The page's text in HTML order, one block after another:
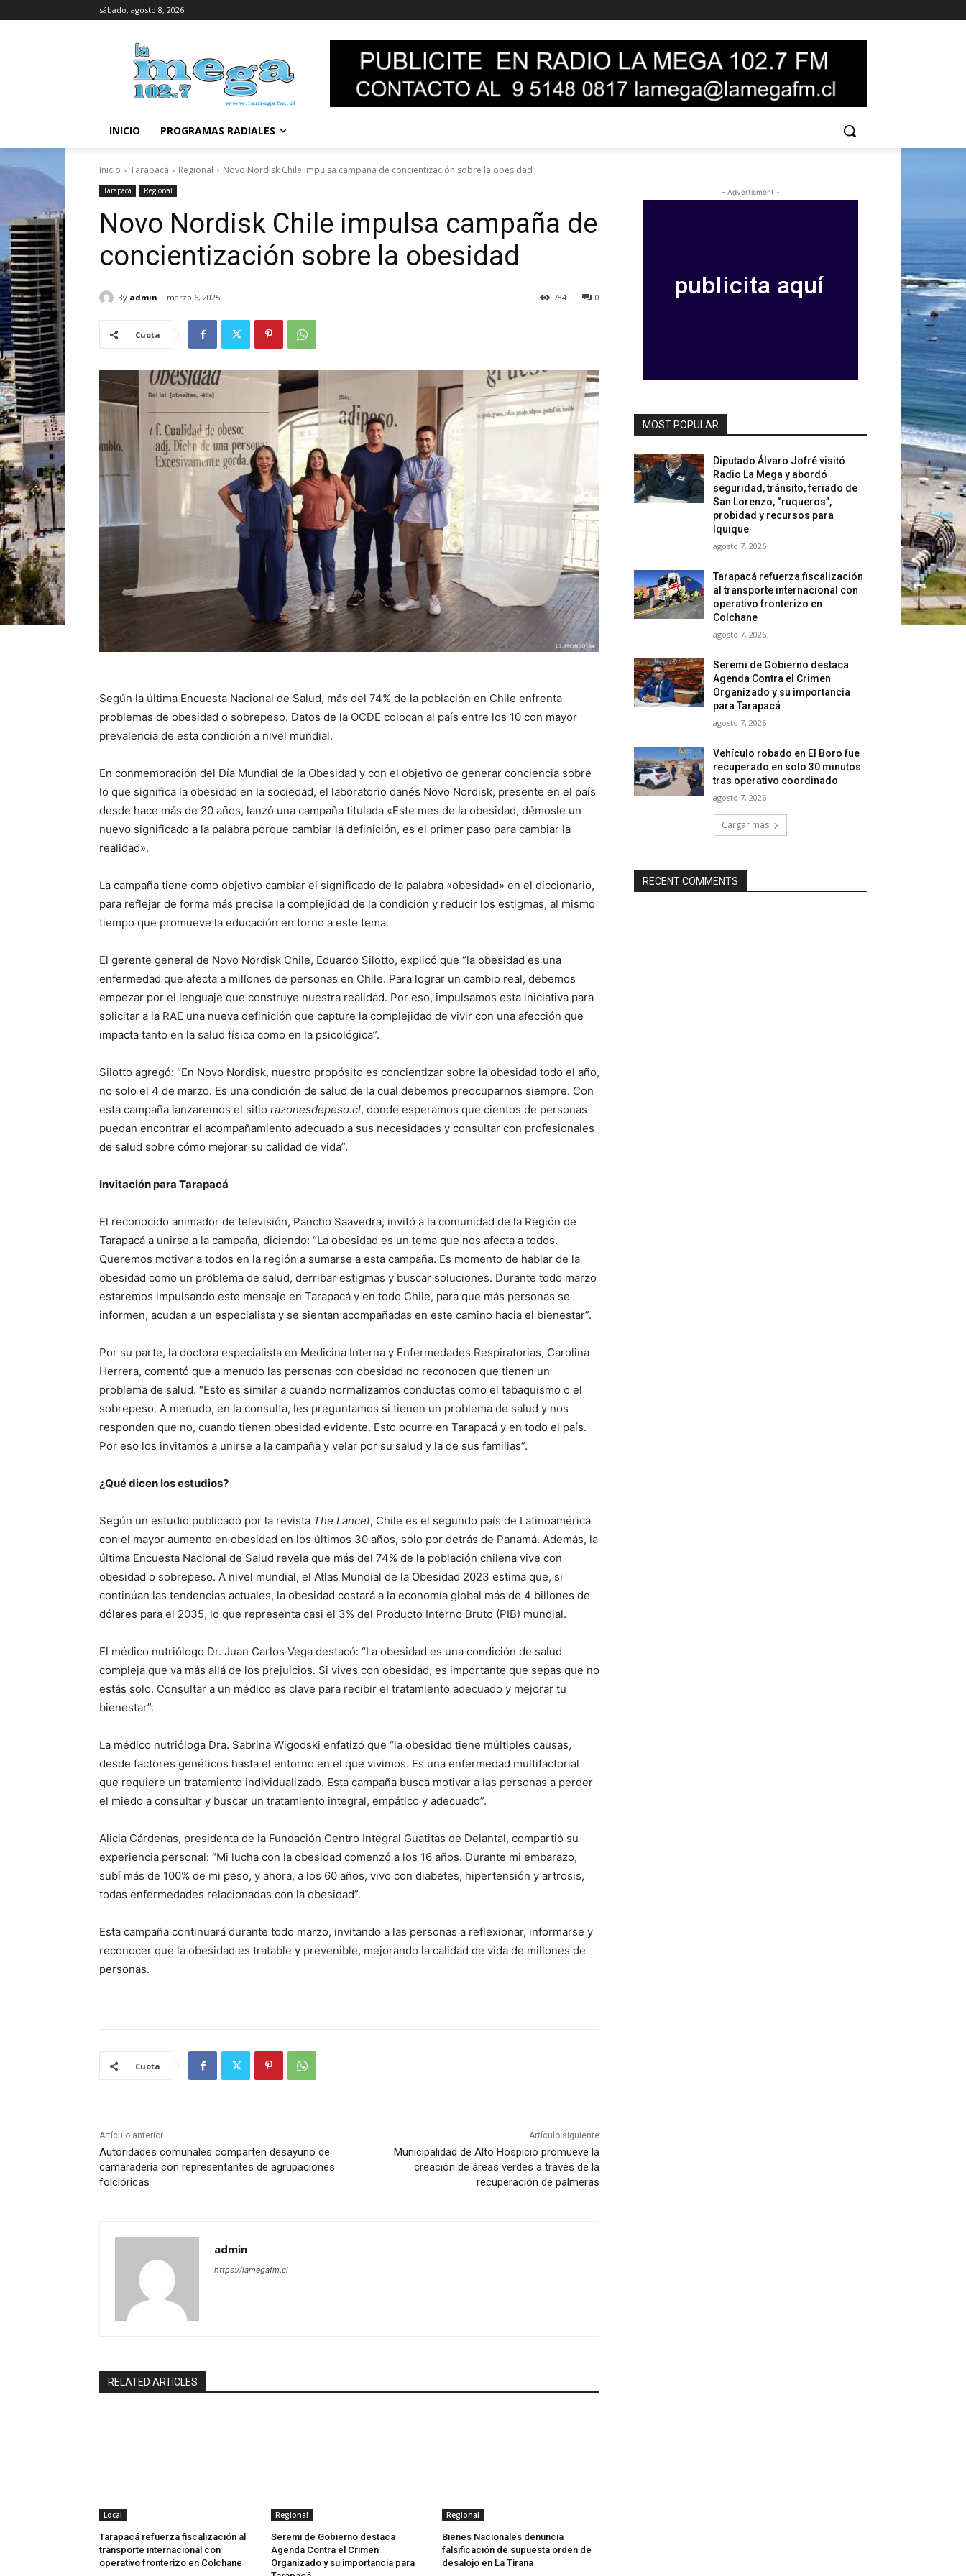
sábado, agosto 8, 2026
INICIO PROGRAMAS RADIALES
Inicio Tarapacá Regional Novo Nordisk Chile impulsa campaña de concientización sobre la obesidad
Tarapacá Regional
Novo Nordisk Chile impulsa campaña de
concientización sobre la obesidad
By admin marzo 6, 2025 0
784
Cuota
Según la última Encuesta Nacional de Salud, más del 74% de la población en Chile enfrenta
problemas de obesidad o sobrepeso. Datos de la OCDE colocan al país entre los 10 con mayor
prevalencia de esta condición a nivel mundial.
En conmemoración del Día Mundial de la Obesidad y con el objetivo de generar conciencia sobre
lo que significa la obesidad en la sociedad, el laboratorio danés Novo Nordisk, presente en el país
desde hace más de 20 años, lanzó una campaña titulada «Este mes de la obesidad, démosle un
nuevo significado a la palabra porque cambiar la definición, es el primer paso para cambiar la
realidad».
La campaña tiene como objetivo cambiar el significado de la palabra «obesidad» en el diccionario,
para reflejar de forma más precisa la complejidad de la condición y reducir los estigmas, al mismo
tiempo que promueve la educación en torno a este tema.
El gerente general de Novo Nordisk Chile, Eduardo Silotto, explicó que “la obesidad es una
enfermedad que afecta a millones de personas en Chile. Para lograr un cambio real, debemos
empezar por el lenguaje que construye nuestra realidad. Por eso, impulsamos esta iniciativa para
solicitar a la RAE una nueva definición que capture la complejidad de vivir con una afección que
impacta tanto en la salud física como en la psicológica”.
Silotto agregó: “En Novo Nordisk, nuestro propósito es concientizar sobre la obesidad todo el año,
no solo el 4 de marzo. Es una condición de salud de la cual debemos preocuparnos siempre. Con
esta campaña lanzaremos el sitio razonesdepeso.cl, donde esperamos que cientos de personas
puedan encontrar el acompañamiento adecuado a sus necesidades y consultar con profesionales
de salud sobre cómo mejorar su calidad de vida”.
Invitación para Tarapacá
El reconocido animador de televisión, Pancho Saavedra, invitó a la comunidad de la Región de
Tarapacá a unirse a la campaña, diciendo: “La obesidad es un tema que nos afecta a todos.
Queremos motivar a todos en la región a sumarse a esta campaña. Es momento de hablar de la
obesidad como un problema de salud, derribar estigmas y buscar soluciones. Durante todo marzo
estaremos impulsando este mensaje en Tarapacá y en todo Chile, para que más personas se
informen, acudan a un especialista y se sientan acompañadas en este camino hacia el bienestar”.
Por su parte, la doctora especialista en Medicina Interna y Enfermedades Respiratorias, Carolina
Herrera, comentó que a menudo las personas con obesidad no reconocen que tienen un
problema de salud. “Esto es similar a cuando normalizamos conductas como el tabaquismo o el
sobrepeso. A menudo, en la consulta, les preguntamos si tienen un problema de salud y nos
responden que no, cuando tienen obesidad evidente. Esto ocurre en Tarapacá y en todo el país.
Por eso los invitamos a unirse a la campaña y velar por su salud y la de sus familias”.
¿Qué dicen los estudios?
Según un estudio publicado por la revista The Lancet, Chile es el segundo país de Latinoamérica
con el mayor aumento en obesidad en los últimos 30 años, solo por detrás de Panamá. Además, la
última Encuesta Nacional de Salud revela que más del 74% de la población chilena vive con
obesidad o sobrepeso. A nivel mundial, el Atlas Mundial de la Obesidad 2023 estima que, si
continúan las tendencias actuales, la obesidad costará a la economía global más de 4 billones de
dólares para el 2035, lo que representa casi el 3% del Producto Interno Bruto (PIB) mundial.
El médico nutriólogo Dr. Juan Carlos Vega destacó: “La obesidad es una condición de salud
compleja que va más allá de los prejuicios. Si vives con obesidad, es importante que sepas que no
estás solo. Consultar a un médico es clave para recibir el tratamiento adecuado y mejorar tu
bienestar”.
La médico nutrióloga Dra. Sabrina Wigodski enfatizó que “la obesidad tiene múltiples causas,
desde factores genéticos hasta el entorno en el que vivimos. Es una enfermedad multifactorial
que requiere un tratamiento individualizado. Esta campaña busca motivar a las personas a perder
el miedo a consultar y buscar un tratamiento integral, empático y adecuado”.
Alicia Cárdenas, presidenta de la Fundación Centro Integral Guatitas de Delantal, compartió su
experiencia personal: “Mi lucha con la obesidad comenzó a los 16 años. Durante mi embarazo,
subí más de 100% de mi peso, y ahora, a los 60 años, vivo con diabetes, hipertensión y artrosis,
todas enfermedades relacionadas con la obesidad”.
Esta campaña continuará durante todo marzo, invitando a las personas a reflexionar, informarse y
reconocer que la obesidad es tratable y prevenible, mejorando la calidad de vida de millones de
personas.
Cuota
Artículo anterior
Autoridades comunales comparten desayuno de
camaradería con representantes de agrupaciones
folclóricas
Artículo siguiente
Municipalidad de Alto Hospicio promueve la
creación de áreas verdes a través de la
recuperación de palmeras
admin
https://lamegafm.cl
RELATED ARTICLES
Local
Tarapacá refuerza fiscalización al
transporte internacional con
operativo fronterizo en Colchane
Regional
Seremi de Gobierno destaca
Agenda Contra el Crimen
Organizado y su importancia para
Regional
Bienes Nacionales denuncia
falsificación de supuesta orden de
desalojo en La Tirana
- Advertisment -
MOST POPULAR
Diputado Álvaro Jofré visitó
Radio La Mega y abordó
seguridad, tránsito, feriado de
San Lorenzo, “ruqueros”,
probidad y recursos para
Iquique
agosto 7, 2026
Tarapacá refuerza fiscalización
al transporte internacional con
operativo fronterizo en
Colchane
agosto 7, 2026
Seremi de Gobierno destaca
Agenda Contra el Crimen
Organizado y su importancia
para Tarapacá
agosto 7, 2026
Vehículo robado en El Boro fue
recuperado en solo 30 minutos
tras operativo coordinado
agosto 7, 2026
Cargar más
RECENT COMMENTS